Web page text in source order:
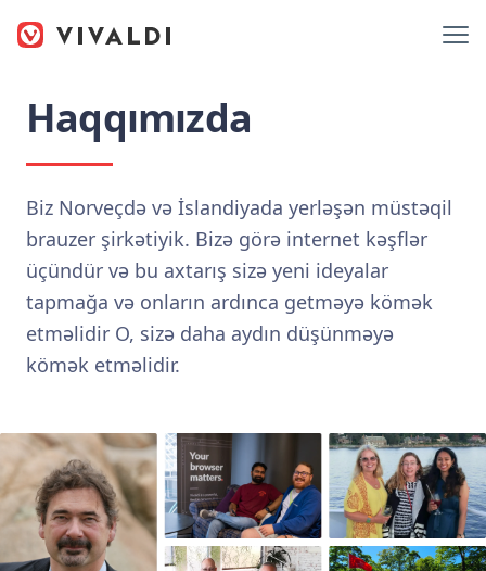
Haqqımızda
Biz Norveçdə və İslandiyada yerləşən müstəqil
brauzer şirkətiyik. Bizə görə internet kəşflər
üçündür və bu axtarış sizə yeni ideyalar
tapmağa və onların ardınca getməyə kömək
etməlidir O, sizə daha aydın düşünməyə
kömək etməlidir.